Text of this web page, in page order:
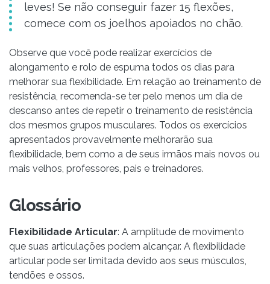
leves! Se não conseguir fazer 15 flexões,
comece com os joelhos apoiados no chão.
Observe que você pode realizar exercícios de
alongamento e rolo de espuma todos os dias para
melhorar sua flexibilidade. Em relação ao treinamento de
resistência, recomenda-se ter pelo menos um dia de
descanso antes de repetir o treinamento de resistência
dos mesmos grupos musculares. Todos os exercícios
apresentados provavelmente melhorarão sua
flexibilidade, bem como a de seus irmãos mais novos ou
mais velhos, professores, pais e treinadores.
Glossário
Flexibilidade Articular: A amplitude de movimento
que suas articulações podem alcançar. A flexibilidade
articular pode ser limitada devido aos seus músculos,
tendões e ossos.